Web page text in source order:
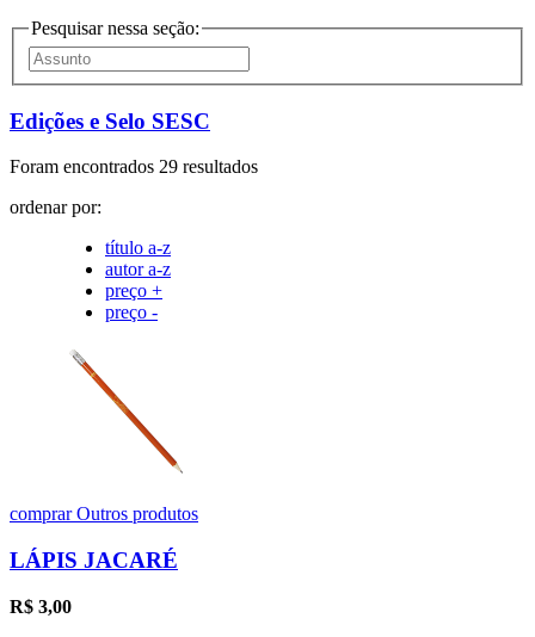
Pesquisar nessa seção:
Edições e Selo SESC
Foram encontrados 29 resultados
ordenar por:
título a-z
autor a-z
preço +
preço -
comprarOutros produtos
LÁPIS JACARÉ
R$ 3,00